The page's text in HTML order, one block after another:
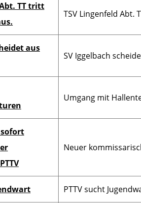
TT tritt
TSV Lingenfeld Abt.
aus
SV Iggelbach
Umgang mit
Neuer
PTTV sucht